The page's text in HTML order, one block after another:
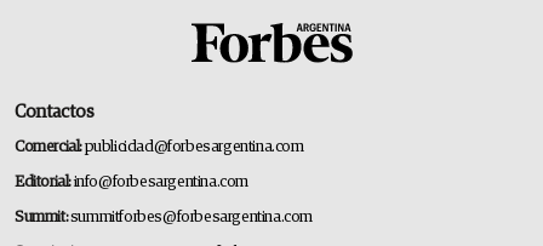
Contactos
Comercial:publicidad@forbesargentina.com
Editorial:info@forbesargentina.com
Summit:summitforbes@forbesargentina.com